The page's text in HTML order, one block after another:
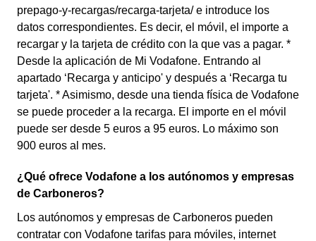
prepago-y-recargas/recarga-tarjeta/ e introduce los
datos correspondientes. Es decir, el móvil, el importe a
recargar y la tarjeta de crédito con la que vas a pagar. *
Desde la aplicación de Mi Vodafone. Entrando al
apartado ‘Recarga y anticipo' y después a ‘Recarga tu
tarjeta'. * Asimismo, desde una tienda física de Vodafone
se puede proceder a la recarga. El importe en el móvil
puede ser desde 5 euros a 95 euros. Lo máximo son
900 euros al mes.
¿Qué ofrece Vodafone a los autónomos y empresas
de Carboneros?
Los autónomos y empresas de Carboneros pueden
contratar con Vodafone tarifas para móviles, internet